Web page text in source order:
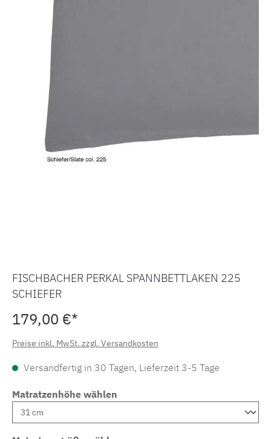
FISCHBACHER PERKAL SPANNBETTLAKEN 225
SCHIEFER
179,00 €*
Preise inkl. MwSt. zzgl. Versandkosten
Versandfertig in 30 Tagen, Lieferzeit 3-5 Tage
Matratzenhöhe wählen